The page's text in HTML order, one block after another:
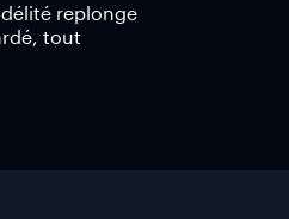
replonge
tout